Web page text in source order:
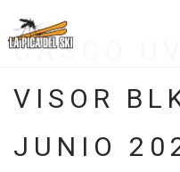
CASCO
VISOR
JUNIO